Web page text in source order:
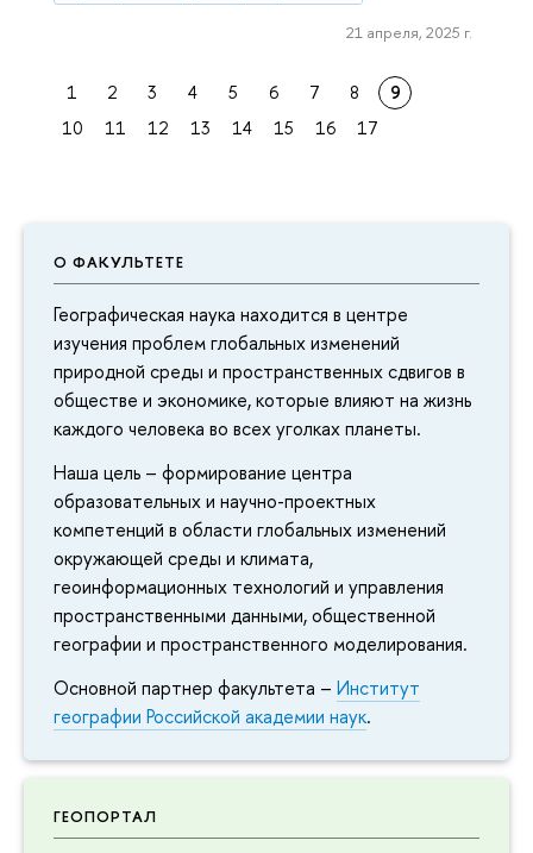
О ФАКУЛЬТЕТЕ
Географическая наука находится в центре
изучения проблем глобальных изменений
природной среды и пространственных сдвигов в
обществе и экономике, которые влияют на жизнь
каждого человека во всех уголках планеты.
Наша цель – формирование центра
образовательных и научно-проектных
компетенций в области глобальных изменений
окружающей среды и климата,
геоинформационных технологий и управления
пространственными данными, общественной
географии и пространственного моделирования.
Основной партнер факультета – Институт
географии Российской академии наук.
ГЕОПОРТАЛ
21 апреля, 2025 г.
1 2 3 4 5 6 7 8
9
10
11 12 13 14 15 16 17